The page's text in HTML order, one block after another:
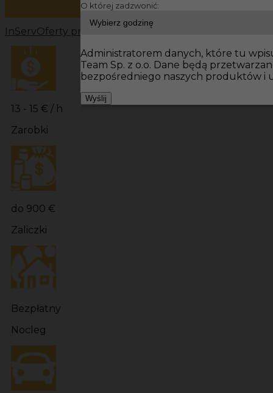
InServOferty pracy Prace wykończeniowe Niemcy
13 - 15 € / h
Zarobki
do 900 €
Zaliczki
Bezpłatny
Nocleg
O której zadzwonić:
Administratorem danych, które tu
Team Sp. z o.o. Dane będą
bezpośredniego naszych produktów i
Wyślij